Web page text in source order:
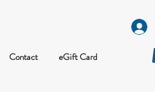
Contact eGift Card